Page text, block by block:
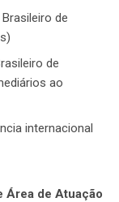
de
de
ao
internacional
Área de Atuação